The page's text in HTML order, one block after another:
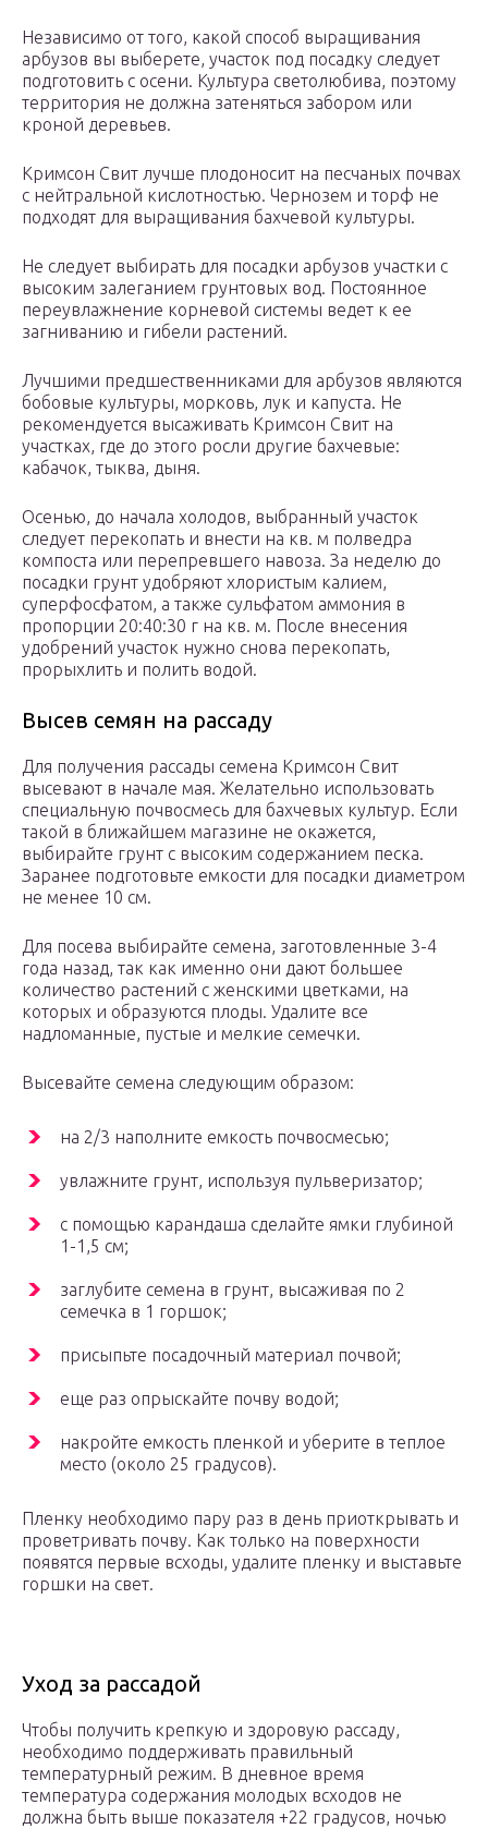
Независимо от того, какой способ выращивания
арбузов вы выберете, участок под посадку следует
подготовить с осени. Культура светолюбива, поэтому
территория не должна затеняться забором или
кроной деревьев.
Кримсон Свит лучше плодоносит на песчаных почвах
с нейтральной кислотностью. Чернозем и торф не
подходят для выращивания бахчевой культуры.
Не следует выбирать для посадки арбузов участки с
высоким залеганием грунтовых вод. Постоянное
переувлажнение корневой системы ведет к ее
загниванию и гибели растений.
Лучшими предшественниками для арбузов являются
бобовые культуры, морковь, лук и капуста. Не
рекомендуется высаживать Кримсон Свит на
участках, где до этого росли другие бахчевые:
кабачок, тыква, дыня.
Осенью, до начала холодов, выбранный участок
следует перекопать и внести на кв. м полведра
компоста или перепревшего навоза. За неделю до
посадки грунт удобряют хлористым калием,
суперфосфатом, а также сульфатом аммония в
пропорции 20:40:30 г на кв. м. После внесения
удобрений участок нужно снова перекопать,
прорыхлить и полить водой.
Высев семян на рассаду
Для получения рассады семена Кримсон Свит
высевают в начале мая. Желательно использовать
специальную почвосмесь для бахчевых культур. Если
такой в ближайшем магазине не окажется,
выбирайте грунт с высоким содержанием песка.
Заранее подготовьте емкости для посадки диаметром
не менее 10 см.
Для посева выбирайте семена, заготовленные 3-4
года назад, так как именно они дают большее
количество растений с женскими цветками, на
которых и образуются плоды. Удалите все
надломанные, пустые и мелкие семечки.
Высевайте семена следующим образом:
на 2/3 наполните емкость почвосмесью;
увлажните грунт, используя пульверизатор;
с помощью карандаша сделайте ямки глубиной
1-1,5 см;
заглубите семена в грунт, высаживая по 2
семечка в 1 горшок;
присыпьте посадочный материал почвой;
еще раз опрыскайте почву водой;
накройте емкость пленкой и уберите в теплое
место (около 25 градусов).
Пленку необходимо пару раз в день приоткрывать и
проветривать почву. Как только на поверхности
появятся первые всходы, удалите пленку и выставьте
горшки на свет.
Уход за рассадой
Чтобы получить крепкую и здоровую рассаду,
необходимо поддерживать правильный
температурный режим. В дневное время
температура содержания молодых всходов не
должна быть выше показателя +22 градусов, ночью